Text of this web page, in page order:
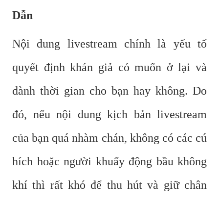
Dẫn
Nội dung livestream chính là yếu tố
quyết định khán giả có muốn ở lại và
dành thời gian cho bạn hay không. Do
đó, nếu nội dung kịch bản livestream
của bạn quá nhàm chán, không có các cú
hích hoặc người khuấy động bầu không
khí thì rất khó để thu hút và giữ chân